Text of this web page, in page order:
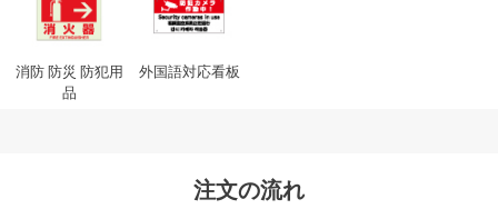
消防 防災 防犯用
品
外国語対応看板
注文の流れ